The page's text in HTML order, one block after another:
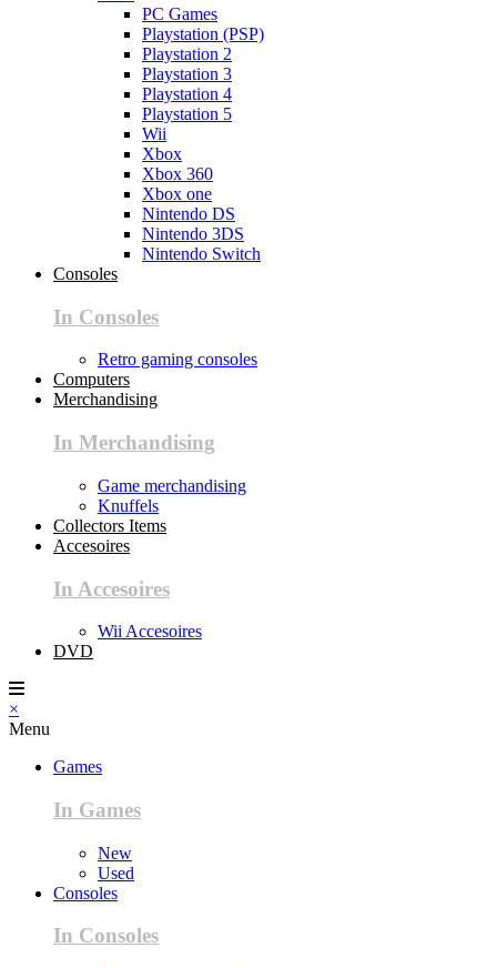
PC Games
Playstation (PSP)
Playstation 2
Playstation 3
Playstation 4
Playstation 5
Wii
Xbox
Xbox 360
Xbox one
Nintendo DS
Nintendo 3DS
Nintendo Switch
Consoles
In Consoles
Retro gaming consoles
Computers
Merchandising
In Merchandising
Game merchandising
Knuffels
Collectors Items
Accesoires
In Accesoires
Wii Accesoires
DVD
×
Menu
Games
In Games
New
Used
Consoles
In Consoles